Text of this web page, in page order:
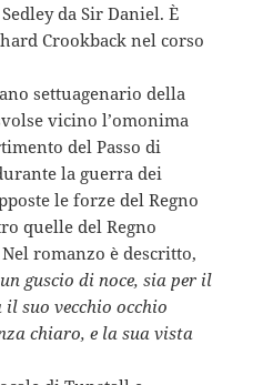
da Sir Daniel. È
Crookback nel corso
settuagenario della
vicino l’omonima
del Passo di
la guerra dei
le forze del Regno
quelle del Regno
romanzo è descritto,
guscio di noce, sia per il
il suo vecchio occhio
chiaro, e la sua vista